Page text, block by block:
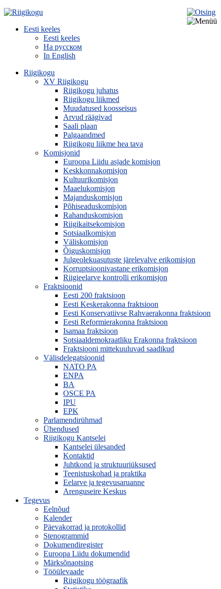
Eesti keeles
Eesti keeles
На русском
In English
Riigikogu
XV Riigikogu
Riigikogu juhatus
Riigikogu liikmed
Muudatused koosseisus
Arvud räägivad
Saali plaan
Palgaandmed
Riigikogu liikme hea tava
Komisjonid
Euroopa Liidu asjade komisjon
Keskkonnakomisjon
Kultuurikomisjon
Maaelukomisjon
Majanduskomisjon
Põhiseaduskomisjon
Rahanduskomisjon
Riigikaitsekomisjon
Sotsiaalkomisjon
Väliskomisjon
Õiguskomisjon
Julgeolekuasutuste järelevalve erikomisjon
Korruptsioonivastane erikomisjon
Riigieelarve kontrolli erikomisjon
Fraktsioonid
Eesti 200 fraktsioon
Eesti Keskerakonna fraktsioon
Eesti Konservatiivse Rahvaerakonna fraktsioon
Eesti Reformierakonna fraktsioon
Isamaa fraktsioon
Sotsiaaldemokraatliku Erakonna fraktsioon
Fraktsiooni mittekuuluvad saadikud
Välisdelegatsioonid
NATO PA
ENPA
BA
OSCE PA
IPU
EPK
Parlamendirühmad
Ühendused
Riigikogu Kantselei
Kantselei ülesanded
Kontaktid
Juhtkond ja struktuuriüksused
Teenistuskohad ja praktika
Eelarve ja tegevusaruanne
Arenguseire Keskus
Tegevus
Eelnõud
Kalender
Päevakorrad ja protokollid
Stenogrammid
Dokumendiregister
Euroopa Liidu dokumendid
Märksõnaotsing
Tööülevaade
Riigikogu töögraafik